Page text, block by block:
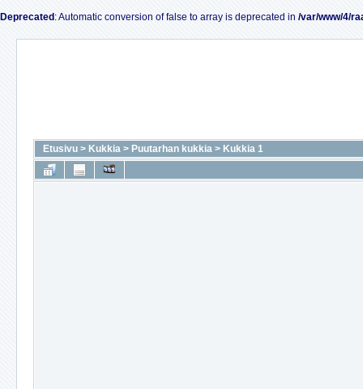
Deprecated : Automatic conversion of false to array is deprecated in /var/www/4/
Etusivu > Kukkia > Puutarhan kukkia > Kukkia 1